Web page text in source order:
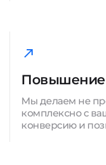
Повышение
Мы делаем не
комплексно с
конверсию и